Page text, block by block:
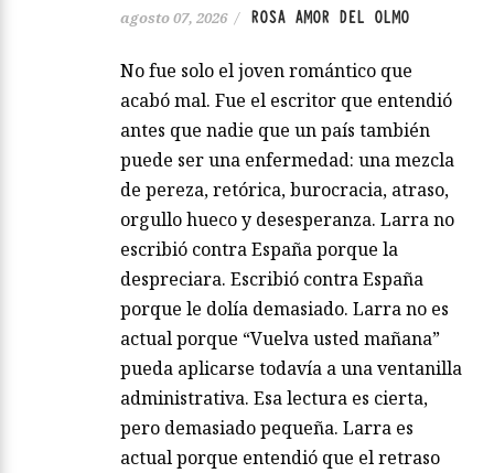
agosto 07, 2026 / ROSA AMOR DEL OLMO
No fue solo el joven romántico que
acabó mal. Fue el escritor que entendió
antes que nadie que un país también
puede ser una enfermedad: una mezcla
de pereza, retórica, burocracia, atraso,
orgullo hueco y desesperanza. Larra no
escribió contra España porque la
despreciara. Escribió contra España
porque le dolía demasiado. Larra no es
actual porque “Vuelva usted mañana”
pueda aplicarse todavía a una ventanilla
administrativa. Esa lectura es cierta,
pero demasiado pequeña. Larra es
actual porque entendió que el retraso